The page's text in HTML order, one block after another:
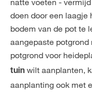
natte voeten -
doen door een laagje
bodem van de pot te
aangepaste potgrond
potgrond voor
tuin wilt aanplanten,
aanplanting ook met